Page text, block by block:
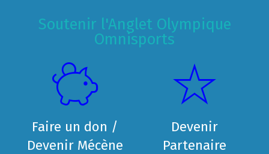
Soutenir l'Anglet Olympique
Omnisports
Faire un don /
Devenir Mécène
Devenir
Partenaire